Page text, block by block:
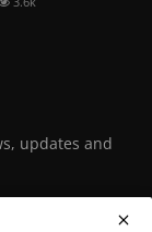
updates and
Subscribe